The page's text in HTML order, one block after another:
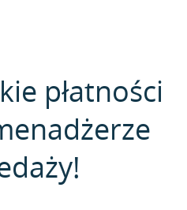
płatności